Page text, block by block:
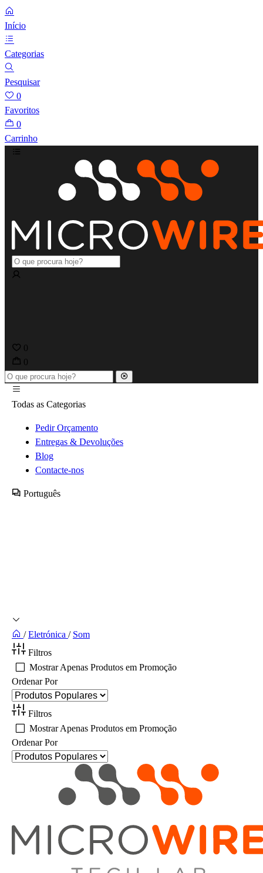
Início
Categorias
Pesquisar
0
Favoritos
0
Carrinho
0
0
Todas as Categorias
Pedir Orçamento
Entregas & Devoluções
Blog
Contacte-nos
Português
/ Eletrónica / Som
Filtros
Mostrar Apenas Produtos em Promoção
Ordenar Por
Filtros
Mostrar Apenas Produtos em Promoção
Ordenar Por